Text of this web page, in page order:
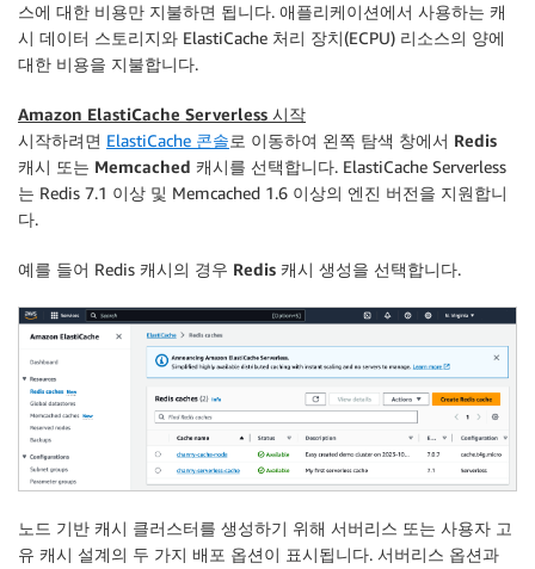
스에 대한 비용만 지불하면 됩니다. 애플리케이션에서 사용하는 캐
시 데이터 스토리지와 ElastiCache 처리 장치(ECPU) 리소스의 양에
대한 비용을 지불합니다.
Amazon ElastiCache Serverless 시작
시작하려면 ElastiCache 콘솔로 이동하여 왼쪽 탐색 창에서 Redis
캐시 또는 Memcached 캐시를 선택합니다. ElastiCache Serverless
는 Redis 7.1 이상 및 Memcached 1.6 이상의 엔진 버전을 지원합니
다.
예를 들어 Redis 캐시의 경우 Redis 캐시 생성을 선택합니다.
노드 기반 캐시 클러스터를 생성하기 위해 서버리스 또는 사용자 고
유 캐시 설계의 두 가지 배포 옵션이 표시됩니다. 서버리스 옵션과